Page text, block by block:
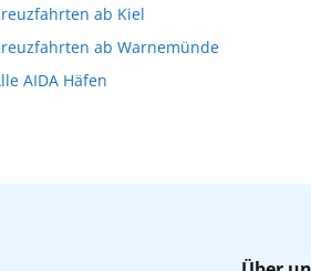
ab Kiel
ab Warnemünde
AIDA Häfen